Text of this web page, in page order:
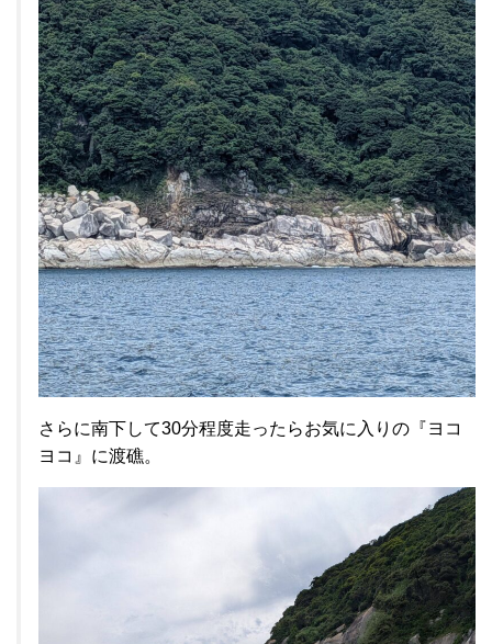
さらに南下して30分程度走ったらお気に入りの『ヨコ
ヨコ』に渡礁。